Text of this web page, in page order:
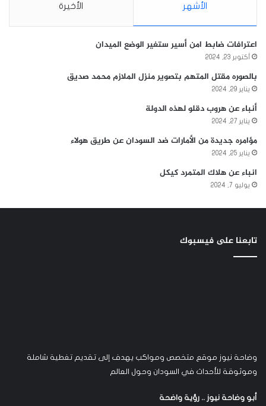
الأشهر الأخيرة
اعترافات ضابط امن أسير ستغير الوضع الميدان
أكتوبر 23, 2024
بالصوره مقتل المتهم بتصوير منزل الملازم محمد صديق
يناير 29, 2024
أنباء عن هروب دقلو لهذه الدولة
يناير 27, 2024
مؤامره جديدة من الأمارات ضد السودان عن طريق هولاء
يناير 25, 2024
انباء عن هلاك المتمرد كيكل
يوليو 7, 2024
تابعنا على فيسبوك
وضاحة نيوز موقع متخصص ومواكب يهدف إلى تقديم تغطية شاملة
وموثوقة للأحداث في السودان وحول العالم
أبو وضاحة نيوز .. رؤية واضحة